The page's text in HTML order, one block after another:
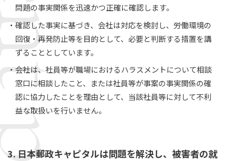
問題の事実関係を迅速かつ正確に確認します。
確認した事実に基づき、会社は対応を検討し、労働環境の
回復・再発防止等を目的として、必要と判断する措置を講
ずることとしています。
会社は、社員等が職場におけるハラスメントについて相談
窓口に相談したこと、または社員等が事案の事実関係の確
認に協力したことを理由として、当該社員等に対して不利
益な取扱いを行いません。
3. 日本郵政キャピタルは問題を解決し、被害者の就